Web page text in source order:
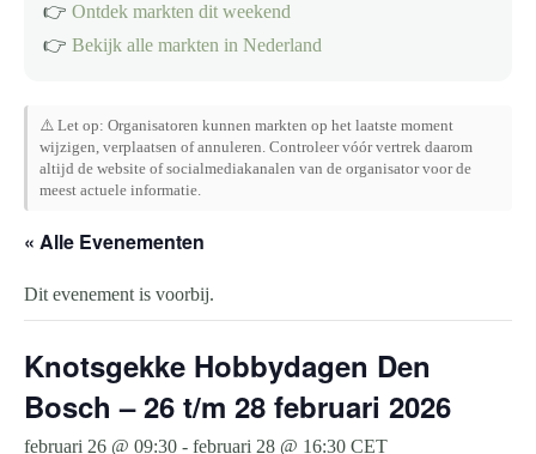
👉 Ontdek markten dit weekend
👉 Bekijk alle markten in Nederland
⚠️ Let op: Organisatoren kunnen markten op het laatste moment
wijzigen, verplaatsen of annuleren. Controleer vóór vertrek daarom
altijd de website of socialmediakanalen van de organisator voor de
meest actuele informatie.
« Alle Evenementen
Dit evenement is voorbij.
Knotsgekke Hobbydagen Den
Bosch – 26 t/m 28 februari 2026
februari 26 @ 09:30 - februari 28 @ 16:30 CET